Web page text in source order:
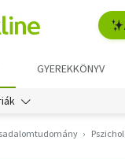
GYEREKKÖNYV